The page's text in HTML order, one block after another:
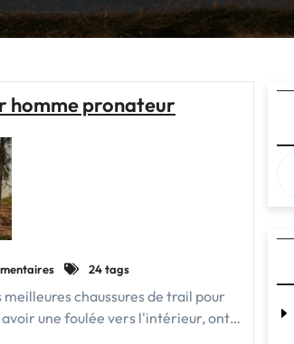
homme pronateur
24 tags
chaussures de trail pour
une foulée vers l'intérieur, ont…